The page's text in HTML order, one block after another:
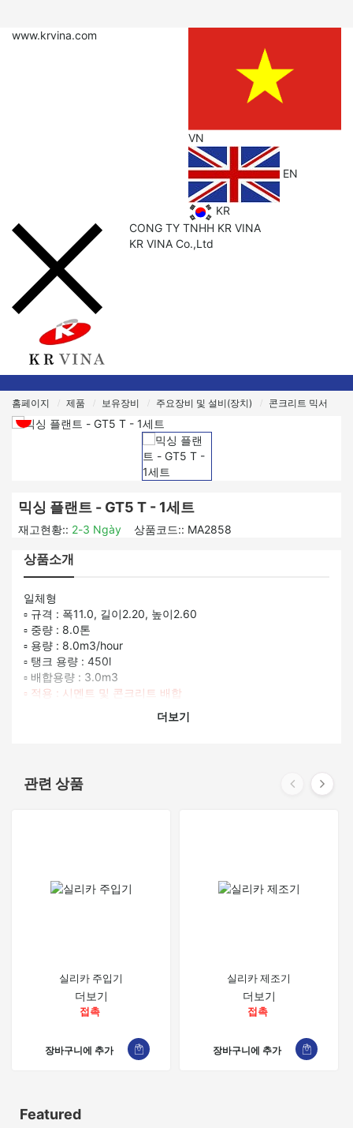
www.krvina.com
VN
EN
KR
CONG TY TNHH KR VINA
KR VINA Co.,Ltd
홈페이지 제품 보유장비 주요장비 및 설비(장치) 콘크리트 믹서
믹싱 플랜트 - GT5 T - 1세트
재고현황:: 2-3 Ngày 상품코드:: MA2858
상품소개
일체형
▫ 규격 : 폭11.0, 길이2.20, 높이2.60
▫ 중량 : 8.0톤
▫ 용량 : 8.0m3/hour
▫ 탱크 용량 : 450l
▫ 배합용량 : 3.0m3
▫ 적용 : 시멘트 및 콘크리트 배합
더보기
관련 상품
실리카 주입기
더보기
접촉
장바구니에 추가
실리카 제조기
더보기
접촉
장바구니에 추가
Featured